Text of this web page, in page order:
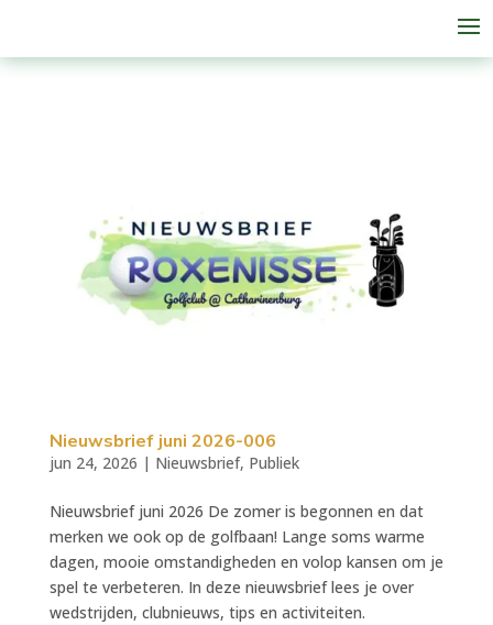
Nieuwsbrief juni 2026-006
jun 24, 2026 | Nieuwsbrief, Publiek
Nieuwsbrief juni 2026 De zomer is begonnen en dat
merken we ook op de golfbaan! Lange soms warme
dagen, mooie omstandigheden en volop kansen om je
spel te verbeteren. In deze nieuwsbrief lees je over
wedstrijden, clubnieuws, tips en activiteiten.